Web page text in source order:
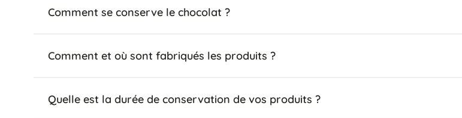
Comment se conserve le chocolat ?
Comment et où sont fabriqués les produits ?
Quelle est la durée de conservation de vos produits ?